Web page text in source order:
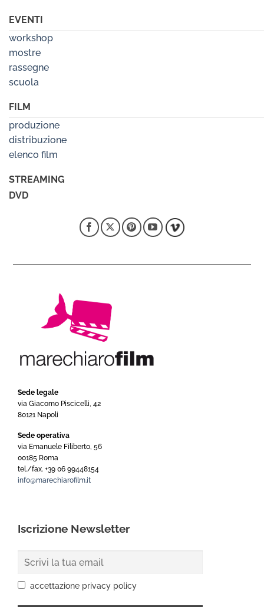
EVENTI
workshop
mostre
rassegne
scuola
FILM
produzione
distribuzione
elenco film
STREAMING
DVD
Sede legale
via Giacomo Piscicelli, 42
80121 Napoli
Sede operativa
via Emanuele Filiberto, 56
00185 Roma
tel./fax. +39 06 99448154
info@marechiarofilm.it
Iscrizione Newsletter
accettazione privacy policy